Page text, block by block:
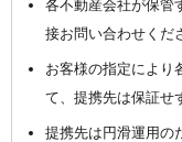
各不動産会社が保管
接お問い合わせくだ
お客様の指定により
て、提携先は保証せ
提携先は円滑運用の